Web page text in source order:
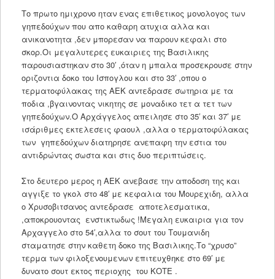
Το πρωτο ημιχρονο ηταν ενας επιθετικος μονολογος των
γηπεδούχων που απο καθαρη ατυχια αλλα και
ανικανοτητα ,δεν μπορεσαν να παρουν κεφαλι στο
σκορ.Οι μεγαλυτερες ευκαιριες της Βασιλικης
παρουσιαστηκαν στο 30′ ,όταν η μπαλα προσεκρουσε στην
οριζοντια δοκο του Ισπογλου και στο 33′ ,οπου ο
τερματοφύλακας της ΑΕΚ αντεδρασε σωτηρια με τα
ποδια ,βγαινοντας νικητης σε μοναδικο τετ α τετ των
γηπεδούχων.Ο Αρχάγγελος απειλησε στο 35′ και 37′ με
ισάριθμες εκτελεσεις φαουλ ,αλλα ο τερματοφύλακας
των γηπεδούχων διατηρησε ανεπαφη την εστια του
αντιδρώντας σωστα και στις δυο περιπτώσεις.
Στο δευτερο μερος η ΑΕΚ ανεβασε την αποδοση της και
αγγιξε το γκολ στο 48′ με κεφαλια του Μουρεχιδη, αλλα
ο Χρυσοβιτσανος αντεδρασε αποτελεσματικα,
,αποκρουοντας ενστικτωδως !Μεγαλη ευκαιρια για τον
Αρχαγγελο στο 54′,αλλα το σουτ του Τουμανιδη
σταματησε στην καθετη δοκο της Βασιλικης.Το “χρυσο”
τερμα των φιλοξενουμενων επιτευχθηκε στο 69′ με
δυνατο σουτ εκτος περιοχης του ΚΟΤΕ .